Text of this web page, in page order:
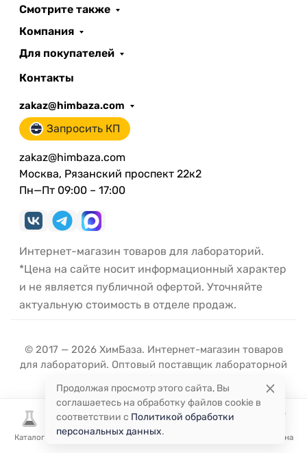
Каталог Избранное Корзина
Смотрите также
Компания
Для покупателей
Контакты
zakaz@himbaza.com
Запросить КП
zakaz@himbaza.com
Москва, Рязанский проспект 22к2
Пн—Пт 09:00 – 17:00
Интернет-магазин товаров для лабораторий.
*Цена на сайте носит информационный характер
и не является публичной офертой. Уточняйте
актуальную стоимость в отделе продаж.
© 2017 — 2026 ХимБаза. Интернет-магазин товаров
для лабораторий. Оптовый поставщик лабораторной
Продолжая просмотр этого сайта, Вы
соглашаетесь на обработку файлов cookie в
соответствии с Политикой обработки
персональных данных.